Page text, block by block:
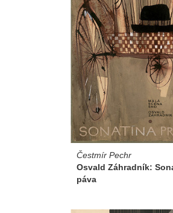
Čestmír Pechr
Osvald Záhradník:
páva